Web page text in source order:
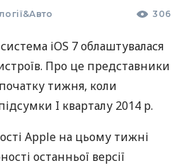
306
iOS 7 облаштувалася
Про це представники
тижня, коли
I кварталу 2014 р.
Apple на цьому тижні
останньої версії